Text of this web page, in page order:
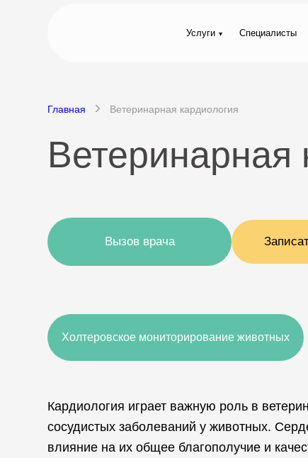
Услуги Специалисты
Главная Ветеринарная кардиология
Ветеринарная
Вызов врача
Холтеровское мониторирование животных
Кардиология играет важную роль в
сосудистых заболеваний у животных.
влияние на их общее благополучие и